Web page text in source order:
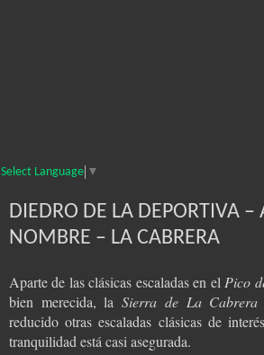
Select Language ▼
DIEDRO DE LA DEPORTIVA –
NOMBRE – LA CABRERA
Aparte de las clásicas escaladas en el Pico
bien merecida, laSierra de La Cabrera
reducido otras escaladas clásicas de
tranquilidad está casi asegurada.